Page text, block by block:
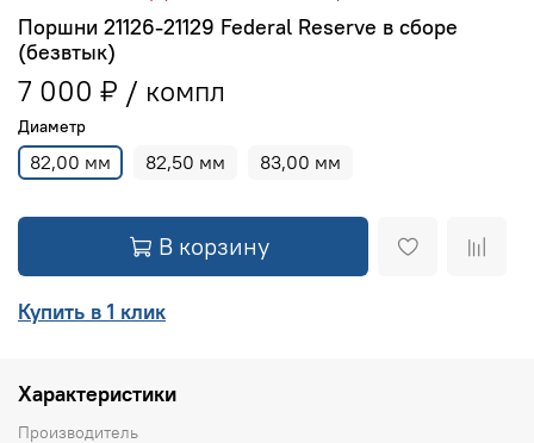
Поршни 21126-21129 Federal Reserve в сборе
(безвтык)
7 000 ₽
Диаметр
82,00 мм 82,50 мм 83,00 мм
В корзину
Купить в 1 клик
Характеристики
Производитель